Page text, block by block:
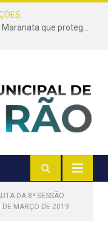
Projeto de autoria do presidente Gessé Maranata que protege as estradas vicinais de Trairão é transformado em lei
DA 8ª SESSÃO
DE MARÇO DE 2019